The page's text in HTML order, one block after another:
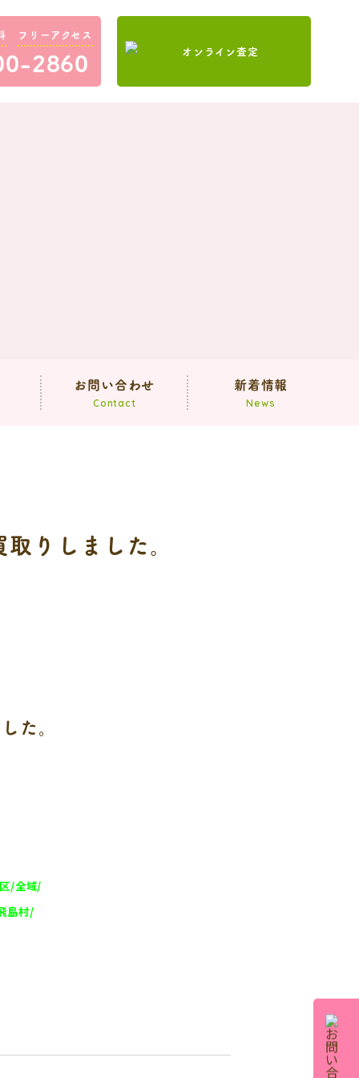
フリーアクセス
2860
お問い合わせ
Contact
新着情報
News
りしました。
た。
/全域/
島村/